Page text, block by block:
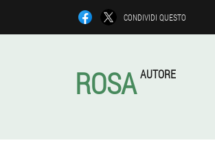
CONDIVIDI QUESTO
ROSA AUTORE